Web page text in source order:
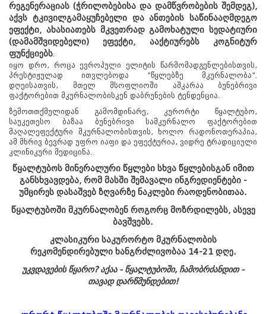
რეგენერაციას (ჭრილობებისა და დამწვრობების შემდეგ),
აქვს ტკივილგამაყუჩებელი და ანთების საწინააღმდეგო
ეფექტი, ახასიათებს მკვეთრად გამოხატული სედატიური
(დამამშვიდებელი) ეფექტი, ააქტიურებს კოგნიტურ
ფუნქციებს
იყო დრო, როცა ევროპული ელიტის წარმომადგენლებისთვის,
პრესტიჟულად ითვლებოდა ”წყლებზე მკურნალობა”.
დღეისათვის, მთელ მსოფლიოში აშკარაა ბუნებრივი
ფაქტორებით მკურნალობისკენ დაბრუნების ტენდენცია.
ზემოთთქმულიდან გამომდინარე, კურორტი წყალტუბო,
საუკეთესო ბაზაა ბუნებრივი სამკურნალო ფაქტორებით
მაღალეფექტური მკურნალობისთვის, ხოლო რადონოთერაპია,
ამ მხრივ ბევრად უფრო იაფი და ეფექტურია, ვიდრე ტრადიციული
კლინიკური მედიცინა.
წყალტუბოს მინერალური წყლები სხვა წყლებისგან იმით
განსხვავდება, რომ მასში შემავალი ინგრედიენტები -
უმცირეს დასაშვებ ზღვარზე ნაკლები რაოდენობითაა.
წყალტუბოში მკურნალობენ როგორც მოზრდილებს, ასევე
ბავშვებს.
კლასიკური საკურორტო მკურნალობის
რეკომენდირებული ხანგრძლივობაა 14-21 დღე.
უკვდავების წყარო? აქაა - წყალტუბოში, ჩამობრძანდით -
თავად დარწმუნდებით!
წყალტუბო.
kurortresort@gmail.com
+995 555 63 29 29; 10:00-დან
17:00 საათამდე
www.tskaltuboresort.ge
© 2010 - 2026 CTC - Caucasus Travel Centre LTD
- ყველა უფლება დაცულია